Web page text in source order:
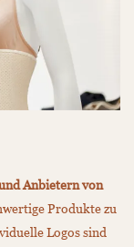
Anbietern von
Produkte zu
Logos sind